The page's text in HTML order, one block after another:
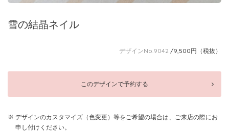
雪の結晶ネイル
デザインNo.9042 /9,500円（税抜）
このデザインで予約する
デザインのカスタマイズ（色変更）等をご希望の場合は、ご来店の際にお
申し付けください。